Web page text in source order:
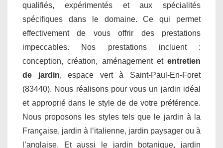
qualifiés, expérimentés et aux spécialités
spécifiques dans le domaine. Ce qui permet
effectivement de vous offrir des prestations
impeccables. Nos prestations incluent :
conception, création, aménagement et entretien
de jardin, espace vert à Saint-Paul-En-Foret
(83440). Nous réalisons pour vous un jardin idéal
et approprié dans le style de de votre préférence.
Nous proposons les styles tels que le jardin à la
Française, jardin à l’italienne, jardin paysager ou à
l’anglaise. Et aussi le jardin botanique, jardin